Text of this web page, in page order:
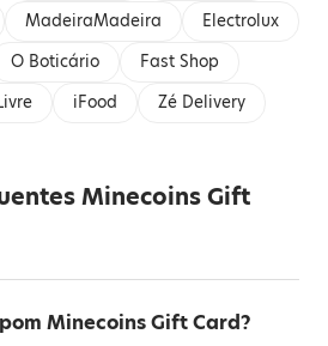
MadeiraMadeira
Electrolux
O Boticário
Fast Shop
iFood
Zé Delivery
Minecoins Gift
Minecoins Gift Card?